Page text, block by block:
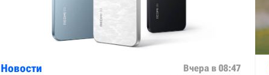
Новости Вчера в 08:47